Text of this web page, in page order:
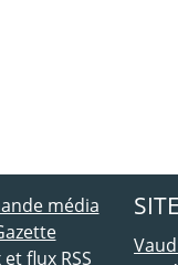
média
flux RSS